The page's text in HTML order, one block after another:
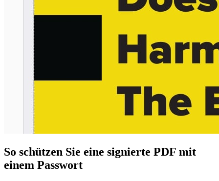
So schützen Sie eine signierte PDF mit
einem Passwort